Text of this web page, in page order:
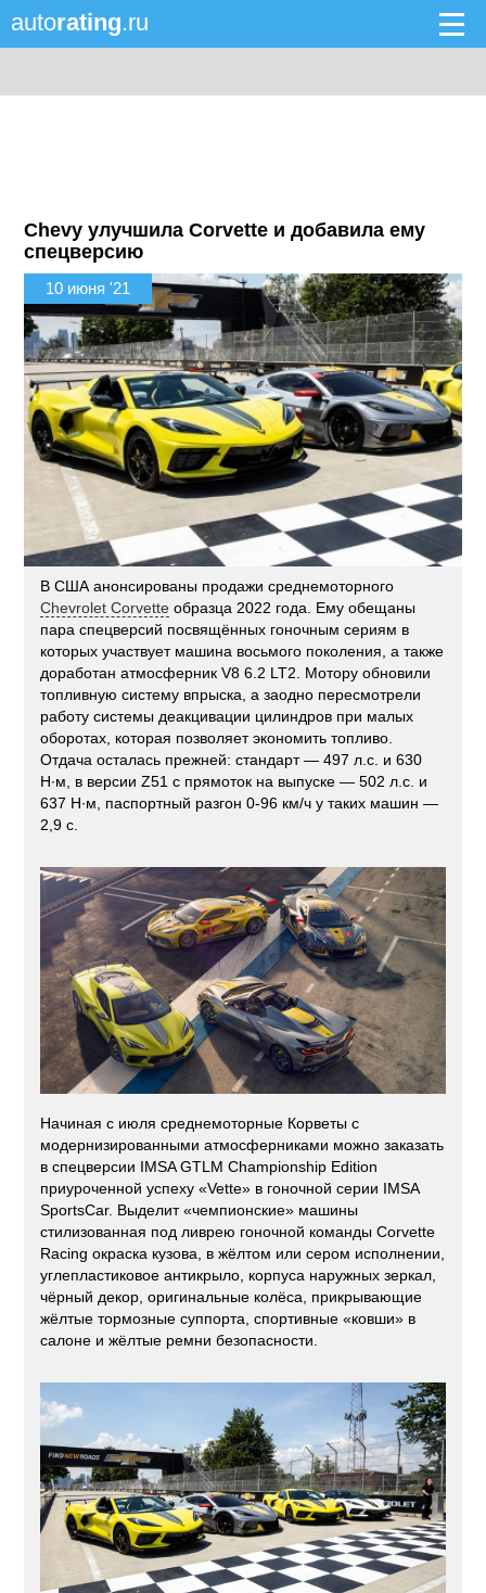
autorating.ru
Chevy улучшила Corvette и добавила ему
спецверсию
10 июня '21
В США анонсированы продажи среднемоторного
Chevrolet Corvette образца 2022 года. Ему обещаны
пара спецверсий посвящённых гоночным сериям в
которых участвует машина восьмого поколения, а также
доработан атмосферник V8 6.2 LT2. Мотору обновили
топливную систему впрыска, а заодно пересмотрели
работу системы деакцивации цилиндров при малых
оборотах, которая позволяет экономить топливо.
Отдача осталась прежней: стандарт — 497 л.с. и 630
Н·м, в версии Z51 c прямоток на выпуске — 502 л.с. и
637 Н·м, паспортный разгон 0-96 км/ч у таких машин —
2,9 с.
Начиная с июля среднемоторные Корветы с
модернизированными атмосферниками можно заказать
в спецверсии IMSA GTLM Championship Edition
приуроченной успеху «Vette» в гоночной серии IMSA
SportsCar. Выделит «чемпионские» машины
стилизованная под ливрею гоночной команды Corvette
Racing окраска кузова, в жёлтом или сером исполнении,
углепластиковое антикрыло, корпуса наружных зеркал,
чёрный декор, оригинальные колёса, прикрывающие
жёлтые тормозные суппорта, спортивные «ковши» в
салоне и жёлтые ремни безопасности.